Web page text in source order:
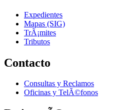
Expedientes
Mapas (SIG)
TrÃ¡mites
Tributos
Contacto
Consultas y Reclamos
Oficinas y TelÃ©fonos